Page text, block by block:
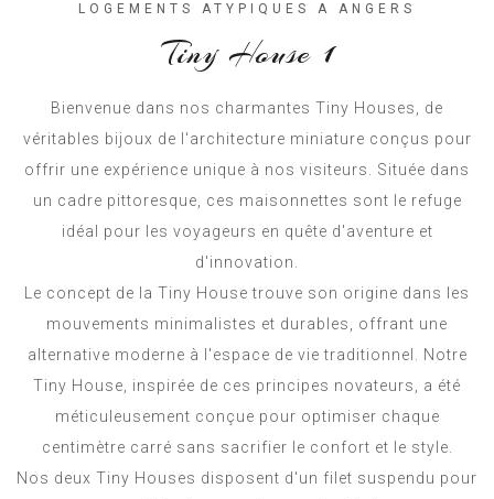
LOGEMENTS ATYPIQUES A ANGERS
Tiny House 1
Bienvenue dans nos charmantes Tiny Houses, de
véritables bijoux de l'architecture miniature conçus pour
offrir une expérience unique à nos visiteurs. Située dans
un cadre pittoresque, ces maisonnettes sont le refuge
idéal pour les voyageurs en quête d'aventure et
d'innovation.
Le concept de la Tiny House trouve son origine dans les
mouvements minimalistes et durables, offrant une
alternative moderne à l'espace de vie traditionnel. Notre
Tiny House, inspirée de ces principes novateurs, a été
méticuleusement conçue pour optimiser chaque
centimètre carré sans sacrifier le confort et le style.
Nos deux Tiny Houses disposent d'un filet suspendu pour